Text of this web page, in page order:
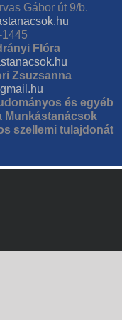
Gábor út 9/b.
Flóra
Zsuzsanna
és egyéb
Munkástanácsok
szellemi tulajdonát